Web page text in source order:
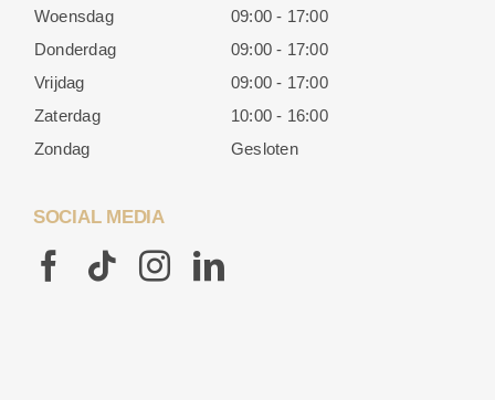
Woensdag
09:00 - 17:00
Donderdag
09:00 - 17:00
Vrijdag
09:00 - 17:00
Zaterdag
10:00 - 16:00
Zondag
Gesloten
SOCIAL MEDIA